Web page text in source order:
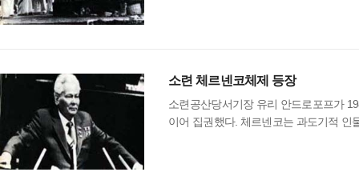
소련 체르넨코체제 등장
소련공산당서기장 유리 안드로포프가
이어 집권했다. 체르넨코는 과도기적 인